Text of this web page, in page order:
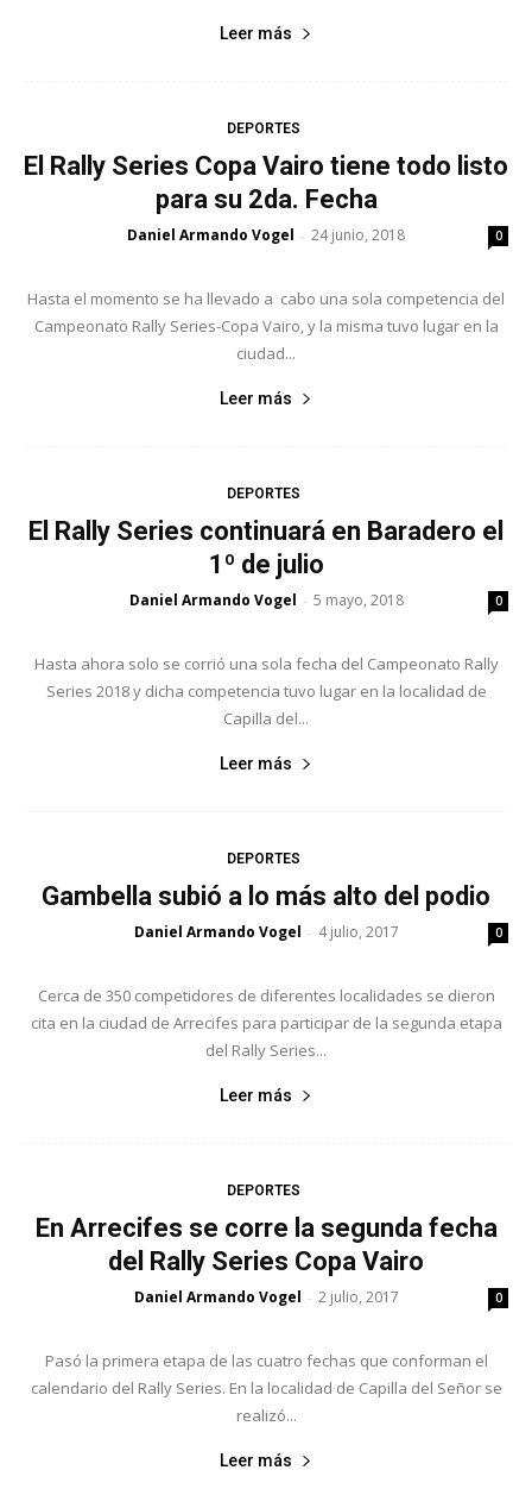
Leer más
DEPORTES
El Rally Series Copa Vairo tiene todo listo
para su 2da. Fecha
Daniel Armando Vogel - 24 junio, 2018 0
Hasta el momento se ha llevado a cabo una sola competencia del
Campeonato Rally Series-Copa Vairo, y la misma tuvo lugar en la
ciudad...
Leer más
DEPORTES
El Rally Series continuará en Baradero el
1º de julio
Daniel Armando Vogel - 5 mayo, 2018 0
Hasta ahora solo se corrió una sola fecha del Campeonato Rally
Series 2018 y dicha competencia tuvo lugar en la localidad de
Capilla del...
Leer más
DEPORTES
Gambella subió a lo más alto del podio
Daniel Armando Vogel - 4 julio, 2017 0
Cerca de 350 competidores de diferentes localidades se dieron
cita en la ciudad de Arrecifes para participar de la segunda etapa
del Rally Series...
Leer más
DEPORTES
En Arrecifes se corre la segunda fecha
del Rally Series Copa Vairo
Daniel Armando Vogel - 2 julio, 2017 0
Pasó la primera etapa de las cuatro fechas que conforman el
calendario del Rally Series. En la localidad de Capilla del Señor se
realizó...
Leer más